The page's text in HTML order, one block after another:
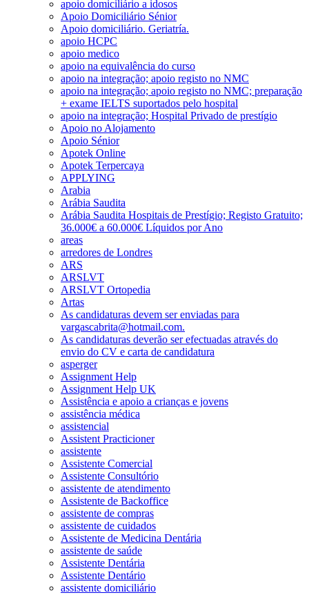
apoio domiciliário a idosos
Apoio Domiciliário Sénior
Apoio domiciliário. Geriatría.
apoio HCPC
apoio medico
apoio na equivalência do curso
apoio na integração; apoio registo no NMC
apoio na integração; apoio registo no NMC; preparação
+ exame IELTS suportados pelo hospital
apoio na integração; Hospital Privado de prestígio
Apoio no Alojamento
Apoio Sénior
Apotek Online
Apotek Terpercaya
APPLYING
Arabia
Arábia Saudita
Arábia Saudita Hospitais de Prestígio; Registo Gratuito;
36.000€ a 60.000€ Líquidos por Ano
areas
arredores de Londres
ARS
ARSLVT
ARSLVT Ortopedia
Artas
As candidaturas devem ser enviadas para
vargascabrita@hotmail.com.
As candidaturas deverão ser efectuadas através do
envio do CV e carta de candidatura
asperger
Assignment Help
Assignment Help UK
Assistência e apoio a crianças e jovens
assistência médica
assistencial
Assistent Practicioner
assistente
Assistente Comercial
Assistente Consultório
assistente de atendimento
Assistente de Backoffice
assistente de compras
assistente de cuidados
Assistente de Medicina Dentária
assistente de saúde
Assistente Dentária
Assistente Dentário
assistente domiciliário